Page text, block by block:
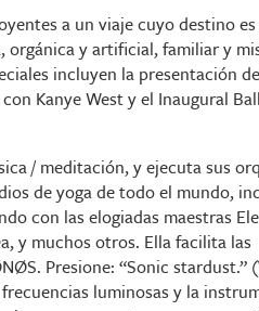
a un viaje cuyo destino
orgánica y artificial, familiar y
incluyen la presentación
Kanye West y el Inaugural
/ meditación, y ejecuta sus
de yoga de todo el mundo,
con las elogiadas maestras
y muchos otros. Ella facilita las
Presione: “Sonic stardust.”
luminosas y la